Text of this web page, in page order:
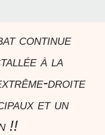
continue
à la
droite
et un
!!